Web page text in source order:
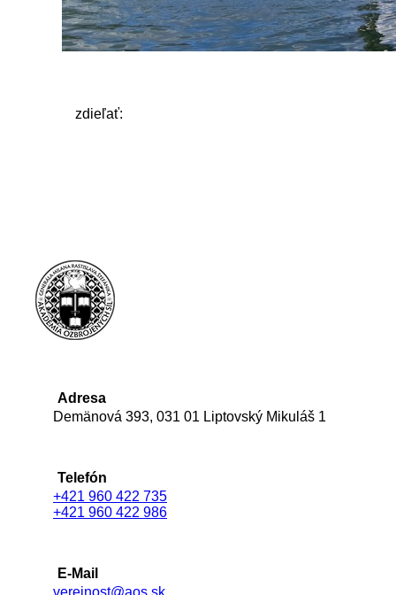
zdieľať:
Adresa
Demänová 393, 031 01 Liptovský Mikuláš 1
Telefón
+421 960 422 735
+421 960 422 986
E-Mail
verejnost@aos.sk